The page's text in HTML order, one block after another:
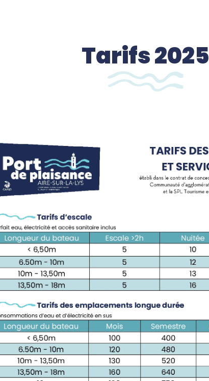
Tarifs 2025